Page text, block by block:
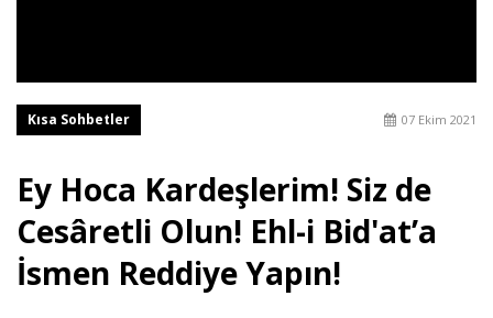
Kısa Sohbetler 07 Ekim 2021
Ey Hoca Kardeşlerim! Siz de
Cesâretli Olun! Ehl-i Bid'at’a
İsmen Reddiye Yapın!